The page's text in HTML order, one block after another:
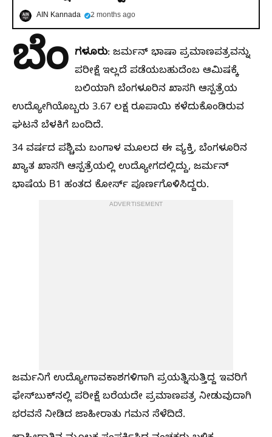
AIN Kannada 2 months ago
ಬೆಂ ಗಳೂರು: ಜರ್ಮನ್ ಭಾಷಾ ಪ್ರಮಾಣಪತ್ರವನ್ನು
ಪರೀಕ್ಷೆ ಇಲ್ಲದೆ ಪಡೆಯಬಹುದೆಂಬ ಆಮಿಷಕ್ಕೆ
ಬಲಿಯಾಗಿ ಬೆಂಗಳೂರಿನ ಖಾಸಗಿ ಆಸ್ಪತ್ರೆಯ
ಉದ್ಯೋಗಿಯೊಬ್ಬರು 3.67 ಲಕ್ಷ ರೂಪಾಯಿ ಕಳೆದುಕೊಂಡಿರುವ
ಘಟನೆ ಬೆಳಕಿಗೆ ಬಂದಿದೆ.
34 ವರ್ಷದ ಪಶ್ಚಿಮ ಬಂಗಾಳ ಮೂಲದ ಈ ವ್ಯಕ್ತಿ, ಬೆಂಗಳೂರಿನ
ಖ್ಯಾತ ಖಾಸಗಿ ಆಸ್ಪತ್ರೆಯಲ್ಲಿ ಉದ್ಯೋಗದಲ್ಲಿದ್ದು, ಜರ್ಮನ್
ಭಾಷೆಯ B1 ಹಂತದ ಕೋರ್ಸ್ ಪೂರ್ಣಗೊಳಿಸಿದ್ದರು.
ADVERTISEMENT
ಜರ್ಮನಿಗೆ ಉದ್ಯೋಗಾವಕಾಶಗಳಿಗಾಗಿ ಪ್ರಯತ್ನಿಸುತ್ತಿದ್ದ ಇವರಿಗೆ
ಫೇಸ್‌ಬುಕ್‌ನಲ್ಲಿ ಪರೀಕ್ಷೆ ಬರೆಯದೇ ಪ್ರಮಾಣಪತ್ರ ನೀಡುವುದಾಗಿ
ಭರವಸೆ ನೀಡಿದ ಜಾಹೀರಾತು ಗಮನ ಸೆಳೆದಿದೆ.